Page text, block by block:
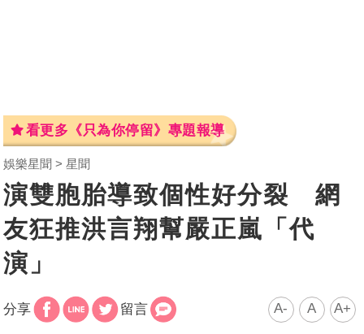
看更多《只為你停留》專題報導
娛樂星聞 星聞
演雙胞胎導致個性好分裂 網
友狂推洪言翔幫嚴正嵐「代
演」
分享 留言 A- A A+